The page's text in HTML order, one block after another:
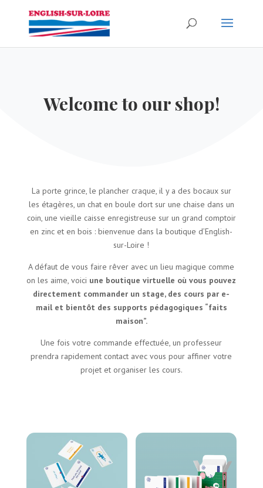
Welcome to our shop!
La porte grince, le plancher craque, il y a des bocaux sur
les étagères, un chat en boule dort sur une chaise dans un
coin, une vieille caisse enregistreuse sur un grand comptoir
en zinc et en bois : bienvenue dans la boutique d’English-
sur-Loire !
A défaut de vous faire rêver avec un lieu magique comme
on les aime, voici une boutique virtuelle où vous pouvez
directement commander un stage, des cours par e-
mail et bientôt des supports pédagogiques “faits
maison”.
Une fois votre commande effectuée, un professeur
prendra rapidement contact avec vous pour affiner votre
projet et organiser les cours.